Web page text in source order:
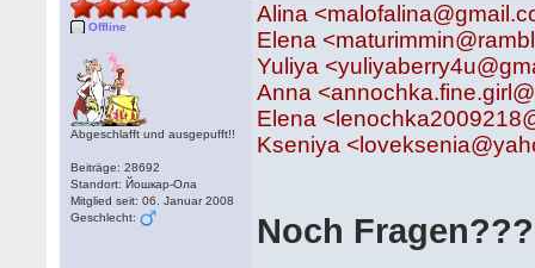
Offline
Abgeschlafft und ausgepufft!!
Beiträge: 28692
Standort: Йошкар-Ола
Mitglied seit: 06. Januar 2008
Geschlecht:
Alina
Elena
Yuliya
Anna
Elena
Kseniya
Noch Fragen???